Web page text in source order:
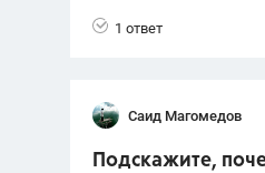
1 ответ
Саид Магомедов
Подскажите,